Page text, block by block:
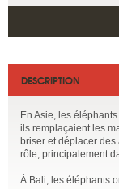
DESCRIPTION
En Asie, les
ils remplaçaient les
briser et déplacer
rôle, principalement
À Bali, les éléphants